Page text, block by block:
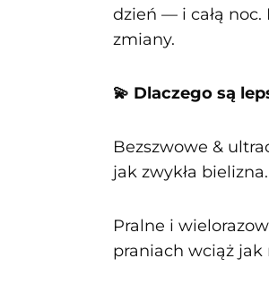
dzień — i całą noc.
zmiany.
💫 Dlaczego są
Bezszwowe &
jak zwykła bielizna.
Pralne i
praniach wciąż jak